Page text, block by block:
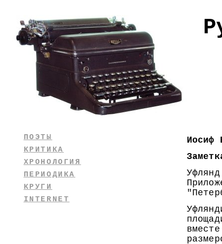
Иосиф
ПОЭТЫ
КРИТИКА
ХРОНОЛОГИЯ
ПЕРИОДИКА
КРУГИ
INTERNET